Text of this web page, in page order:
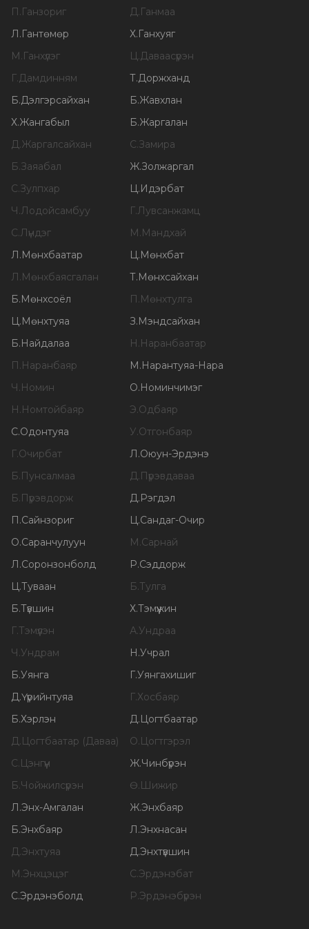
П.Ганзориг Д.Ганмаа
Л.Гантөмөр Х.Ганхуяг
М.Ганхүлэг Ц.Даваасүрэн
Г.Дамдинням Т.Доржханд
Б.Дэлгэрсайхан Б.Жавхлан
Х.Жангабыл Б.Жаргалан
Д.Жаргалсайхан С.Замира
Б.Заяабал Ж.Золжаргал
С.Зулпхар Ц.Идэрбат
Ч.Лодойсамбуу Г.Лувсанжамц
С.Лүндэг М.Мандхай
Л.Мөнхбаатар Ц.Мөнхбат
Л.Мөнхбаясгалан Т.Мөнхсайхан
Б.Мөнхсоёл П.Мөнхтулга
Ц.Мөнхтуяа З.Мэндсайхан
Б.Найдалаа Н.Наранбаатар
П.Наранбаяр М.Нарантуяа-Нара
Ч.Номин О.Номинчимэг
Н.Номтойбаяр Э.Одбаяр
С.Одонтуяа У.Отгонбаяр
Г.Очирбат Л.Оюун-Эрдэнэ
Б.Пунсалмаа Д.Пүрэвдаваа
Б.Пүрэвдорж Д.Рэгдэл
П.Сайнзориг Ц.Сандаг-Очир
О.Саранчулуун М.Сарнай
Л.Соронзонболд Р.Сэддорж
Ц.Туваан Б.Тулга
Б.Түвшин Х.Тэмүүжин
Г.Тэмүүлэн А.Ундраа
Ч.Ундрам Н.Учрал
Б.Уянга Г.Уянгахишиг
Д.Үүрийнтуяа Г.Хосбаяр
Б.Хэрлэн Д.Цогтбаатар
Д.Цогтбаатар (Даваа) О.Цогтгэрэл
С.Цэнгүүн Ж.Чинбүрэн
Б.Чойжилсүрэн Ө.Шижир
Л.Энх-Амгалан Ж.Энхбаяр
Б.Энхбаяр Л.Энхнасан
Д.Энхтуяа Д.Энхтүвшин
М.Энхцэцэг С.Эрдэнэбат
С.Эрдэнэболд Р.Эрдэнэбүрэн